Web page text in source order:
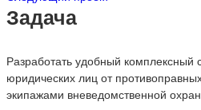
Задача
Разработать удобный комплексный
юридических лиц от
экипажами вневедомственной